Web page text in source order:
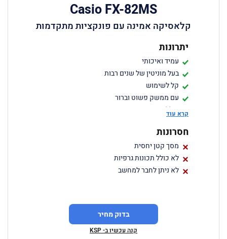
Casio FX-82MS
קלאסיקה אמינה עם פונקציות מתקדמות
יתרונות
עמיד ואיכותי
בעל מוניטין של שנים רבות
קל לשימוש
עם ממשק פשוט וברור
כולל פונקציות מתקדמות כמו חישוב
אינטגרלים ודיפרנציאלים
מחיר נוח
קרא עוד
חסרונות
מסך קטן יחסית
לא כולל תכונות גרפיות
לא ניתן לחבר למחשב
בדוק מחיר
קנה עכשיו ב- KSP